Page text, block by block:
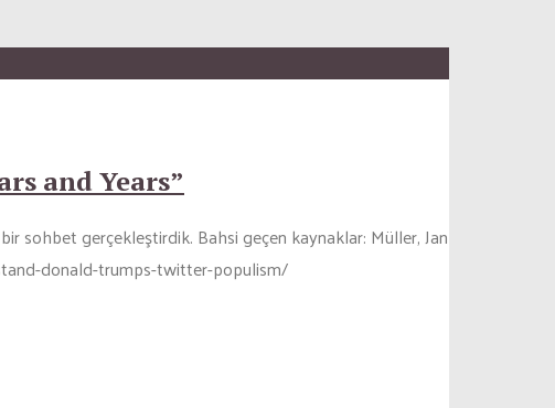
and Years”
sohbet gerçekleştirdik. Bahsi geçen kaynaklar: Müller, Jan
donald-trumps-twitter-populism/